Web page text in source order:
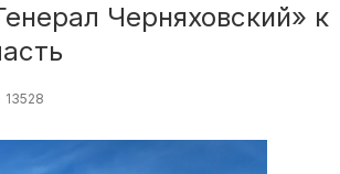
Черняховский» к
13528